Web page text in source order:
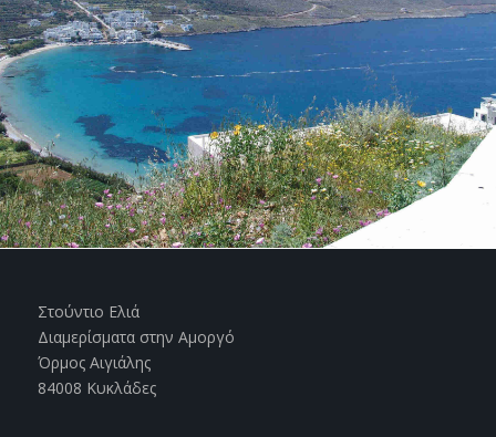
Στούντιο Ελιά
Διαμερίσματα στην Αμοργό
Όρμος Αιγιάλης
84008 Κυκλάδες